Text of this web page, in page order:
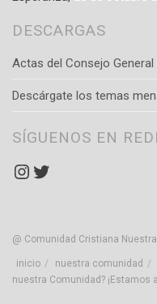
DESCARGAS
Actas del Consejo
Descárgate los temas
SÍGUENOS EN
Instagram
Twitter
@ Comunidad Cristiana
inicio nuestra comunidad
nuestra Comunidad? ¡Estamos